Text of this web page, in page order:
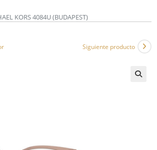
KORS 4084U (BUDAPEST)
Siguiente producto